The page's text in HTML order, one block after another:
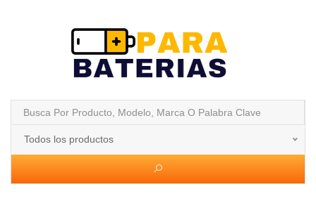
Todos los productos